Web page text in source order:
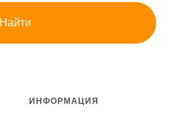
Найти
ИНФОРМАЦИЯ